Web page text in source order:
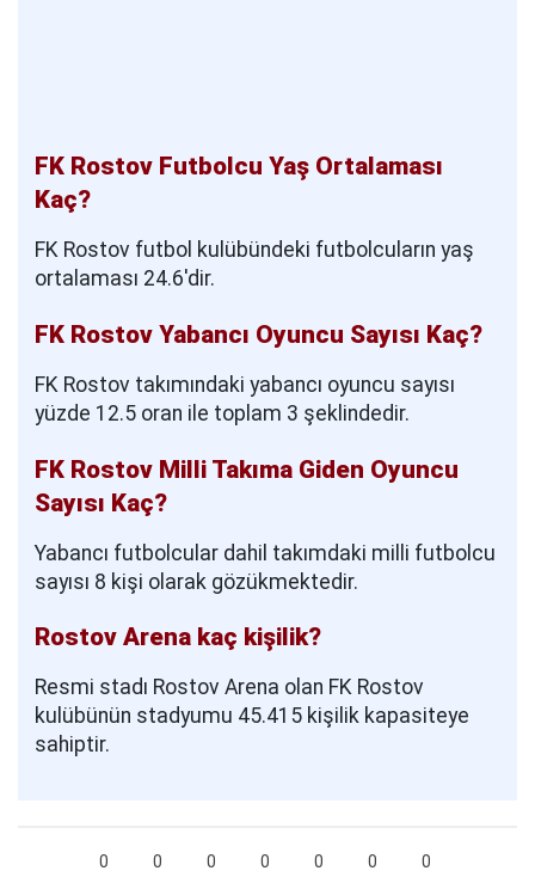
FK Rostov Futbolcu Yaş Ortalaması
Kaç?
FK Rostov futbol kulübündeki futbolcuların yaş
ortalaması 24.6'dir.
FK Rostov Yabancı Oyuncu Sayısı Kaç?
FK Rostov takımındaki yabancı oyuncu sayısı
yüzde 12.5 oran ile toplam 3 şeklindedir.
FK Rostov Milli Takıma Giden Oyuncu
Sayısı Kaç?
Yabancı futbolcular dahil takımdaki milli futbolcu
sayısı 8 kişi olarak gözükmektedir.
Rostov Arena kaç kişilik?
Resmi stadı Rostov Arena olan FK Rostov
kulübünün stadyumu 45.415 kişilik kapasiteye
sahiptir.
0 0 0 0 0 0 0